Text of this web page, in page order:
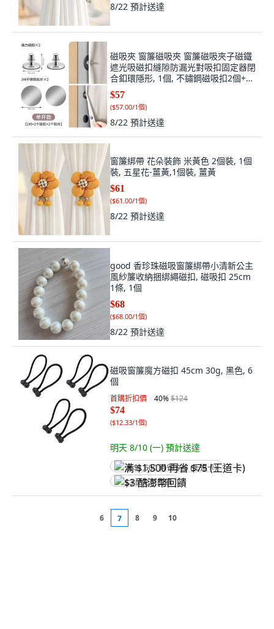
8/22 預計送達
磁吸夾 窗簾磁吸夾 窗簾磁吸夾子磁鐵
遮光吸磁扣縫隙防漏光對吸扣固定器閉
合釦環隱形, 1個, 不鏽鋼磁吸扣2個+鐵
片2個 2套
$57
($57.00/1個)
8/22 預計送達
窗簾綁帶 花朵裝飾 米黃色 2個裝, 1個
裝, 五星花-薑黃,1個裝, 薑黃
$61
($61.00/1個)
8/22 預計送達
good 香珍珠磁吸窗簾綁帶小清新公主
風紗簾收納捆綁繩磁扣, 磁吸扣 25cm
1條, 1個
$68
($68.00/1個)
8/22 預計送達
磁吸窗簾魔方磁扣 45cm 30g, 黑色, 6
個
首購折扣價 40%$124
$74
($12.33/1個)
明天 8/10 (一) 預計送達
满 $1,500 再省 $75 (王道卡)
$3 酷澎幣回饋
6 7 8 9 10